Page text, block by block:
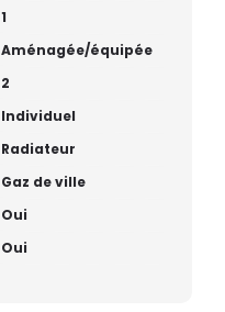
1
Aménagée/équipée
2
Individuel
Radiateur
Gaz de ville
Oui
Oui